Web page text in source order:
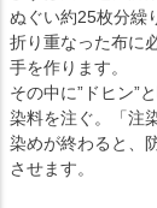
ぬぐい約25枚分繰
折り重なった布に
手を作ります。
その中に”ドヒン”
染料を注ぐ。「注
染めが終わると、
させます。